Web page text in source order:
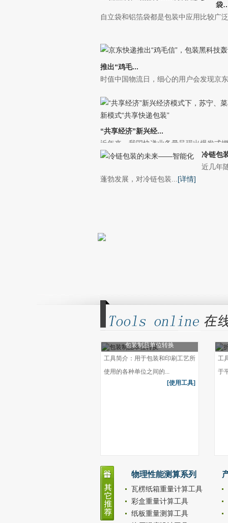
袋
自立袋和铝箔袋都是包装中应用比较广
推出“鸡毛...
时值中国物流日，细心的用户会发现京
“共享经济”新兴经...
近年来，我国快递业务量呈现出爆发式
冷链包
近几年
蓬勃发展，对冷链包装... [详情]
包装制品单位转换
工具简介：用于包装和印刷工艺所
使用的各种单位之间的...
[使用工具]
工
于
物理性能测算系列
瓦楞纸箱重量计算工具
彩盒重量计算工具
纸板重量测算工具